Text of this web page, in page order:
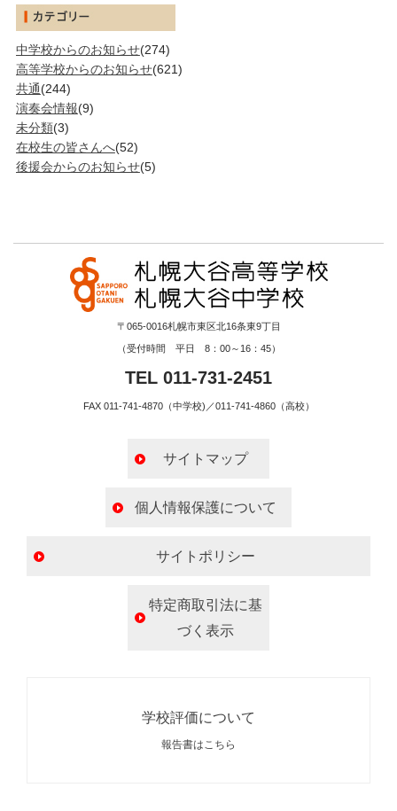
中学校からのお知らせ(274)
高等学校からのお知らせ(621)
共通(244)
演奏会情報(9)
未分類(3)
在校生の皆さんへ(52)
後援会からのお知らせ(5)
〒065-0016札幌市東区北16条東9丁目
（受付時間 平日 8：00～16：45）
TEL 011-731-2451
FAX 011-741-4870（中学校)／011-741-4860（高校）
サイトマップ
個人情報保護について
サイトポリシー
特定商取引法に基
づく表示
学校評価について
報告書はこちら